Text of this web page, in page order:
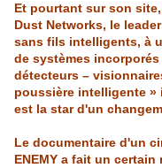
Et pourtant sur son
Dust Networks, le
sans fils intelligents, à
de systèmes
détecteurs –
poussière intelligente »
est la star d'un
Le documentaire d'un
ENEMY a fait un